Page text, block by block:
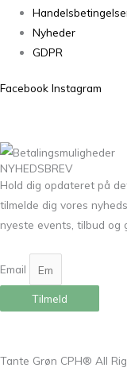
Nyheder
GDPR
Facebook Instagram
NYHEDSBREV
Hold dig opdateret på
tilmelde dig vores
nyeste events, tilbud
Email
Tilmeld
Tante Grøn CPH® All